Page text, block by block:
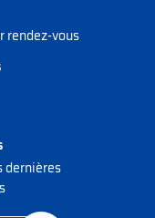
rendez-vous
dernières